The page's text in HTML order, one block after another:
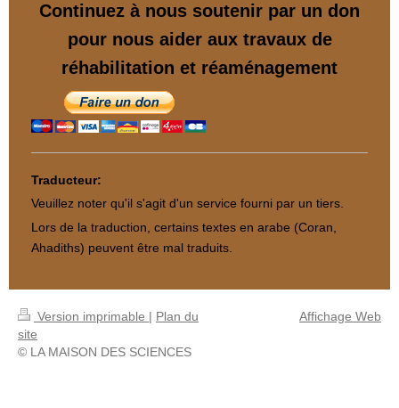
Continuez à nous soutenir par un don
pour nous aider aux travaux de
réhabilitation et réaménagement
Traducteur:
Veuillez noter qu'il s'agit d'un service fourni par un tiers.
Lors de la traduction, certains textes en arabe (Coran,
Ahadiths) peuvent être mal traduits.
Version imprimable | Plan du
site
© LA MAISON DES SCIENCES
Affichage Web